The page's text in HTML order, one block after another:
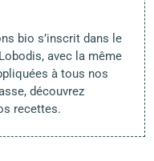
bio s’inscrit dans le
avec la même
à tous nos
découvrez
recettes.